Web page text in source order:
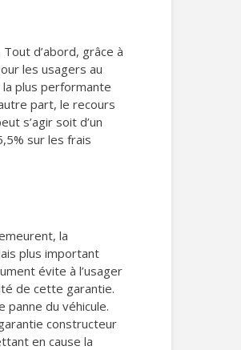
d’abord, grâce à
les usagers au
plus performante
part, le recours
s’agir soit d’un
sur les frais
la
plus important
évite à l’usager
de cette garantie.
panne du véhicule.
constructeur
en cause la